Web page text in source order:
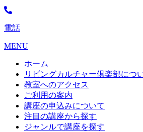
電話
MENU
ホーム
リビングカルチャー倶楽部につ
教室へのアクセス
ご利用の案内
講座の申込みについて
注目の講座から探す
ジャンルで講座を探す